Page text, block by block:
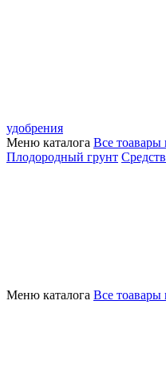
удобрения
Меню каталога Все тоавары
Плодородный грунт
Меню каталога Все тоавары